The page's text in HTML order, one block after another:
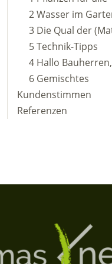
2 Wasser im
3 Die Qual der
5 Technik-Tipps
4 Hallo
6 Gemischtes
Kundenstimmen
Referenzen